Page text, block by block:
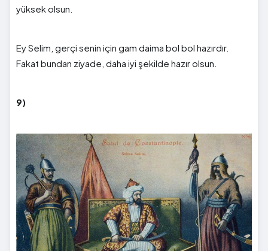
yüksek olsun.
Ey Selim, gerçi senin için gam daima bol bol hazırdır.
Fakat bundan ziyade, daha iyi şekilde hazır olsun.
9)